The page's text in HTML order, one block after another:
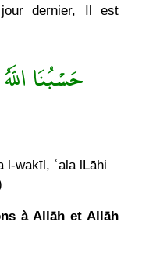
dernier, Il est
حَسْبُنَا
l-wakīl, ʿala lLāhi
à Allāh et Allāh